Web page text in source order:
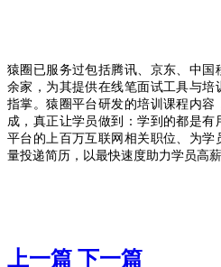
猿圈已服务过包括腾讯、京东、中国
余家，为其提供在线笔面试工具与培
指掌。猿圈平台研发的培训课程内容
成，真正让学员做到：学到的都是
平台的上百万互联网相关职位、为
量投递简历，以最快速度助力学员高薪
上一篇 下一篇